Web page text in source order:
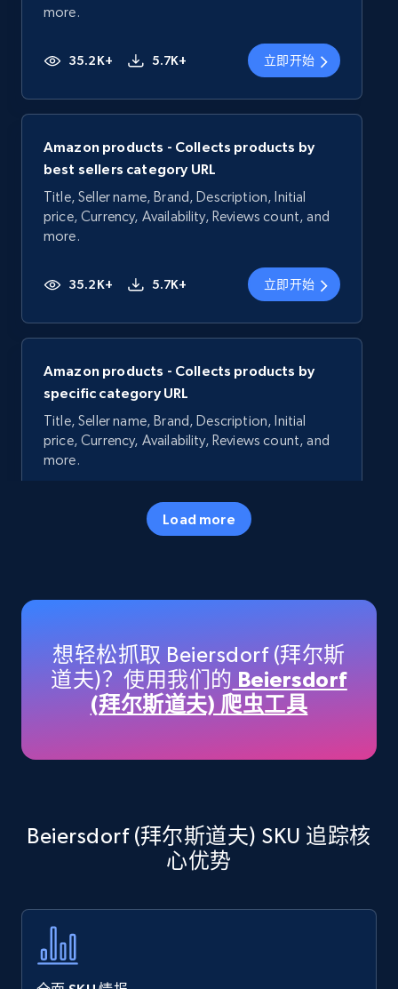
more.
35.2K+ 5.7K+ 立即开始
Amazon products - Collects products by
best sellers category URL
Title, Seller name, Brand, Description, Initial
price, Currency, Availability, Reviews count, and
more.
35.2K+ 5.7K+ 立即开始
Amazon products - Collects products by
specific category URL
Title, Seller name, Brand, Description, Initial
price, Currency, Availability, Reviews count, and
more.
5.7K+
Title, Seller name, Brand, Description, Initial
price, Currency, Availability, Reviews count, and
more.
upc numbers
Title, Seller name, Brand, Description, Initial
more.
35.2K+
Load more
想轻松抓取 Beiersdorf (拜尔斯
道夫)？使用我们的 Beiersdorf
(拜尔斯道夫) 爬虫工具
Beiersdorf (拜尔斯道夫) SKU 追踪核
心优势